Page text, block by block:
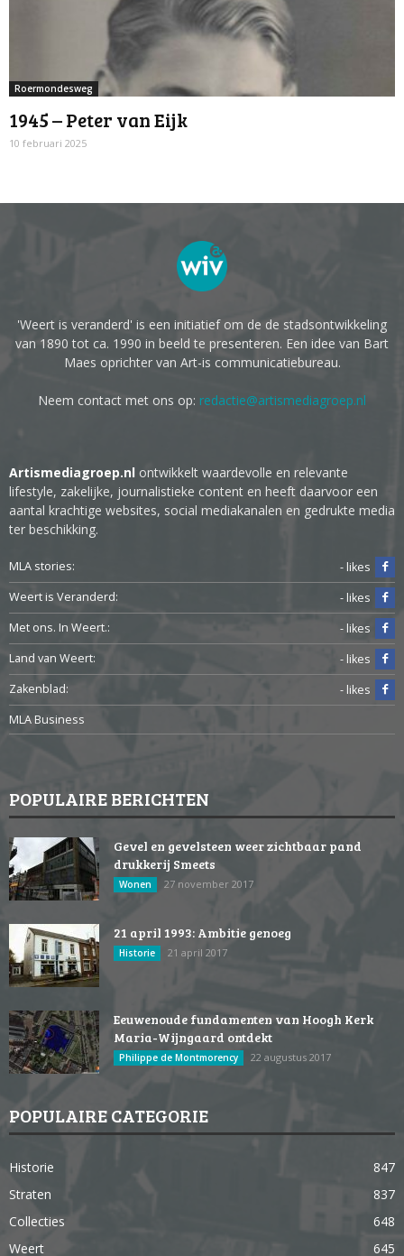
Roermondesweg
1945 – Peter van Eijk
10 februari 2025
'Weert is veranderd' is een initiatief om de de stadsontwikkeling
van 1890 tot ca. 1990 in beeld te presenteren. Een idee van Bart
Maes oprichter van Art-is communicatiebureau.
Neem contact met ons op: redactie@artismediagroep.nl
Artismediagroep.nl ontwikkelt waardevolle en relevante
lifestyle, zakelijke, journalistieke content en heeft daarvoor een
aantal krachtige websites, social mediakanalen en gedrukte media
ter beschikking.
MLA stories:
- likes
Weert is Veranderd:
- likes
Met ons. In Weert.:
- likes
Land van Weert:
- likes
Zakenblad:
- likes
MLA Business
POPULAIRE BERICHTEN
Gevel en gevelsteen weer zichtbaar pand
drukkerij Smeets
Wonen 27 november 2017
21 april 1993: Ambitie genoeg
Historie 21 april 2017
Eeuwenoude fundamenten van Hoogh Kerk
Maria-Wijngaard ontdekt
Philippe de Montmorency 22 augustus 2017
POPULAIRE CATEGORIE
Historie
847
Straten
837
Collecties
648
Weert
645